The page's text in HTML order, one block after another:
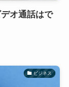
オ通話はで
ビジネス